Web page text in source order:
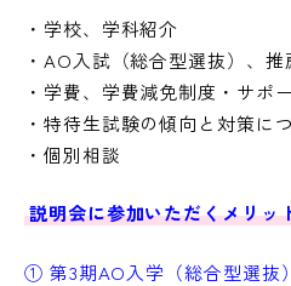
・学校、学科紹介
・AO入試（総合型選抜）、
・学費、学費減免制度・サポ
・特待生試験の傾向と対策に
・個別相談
説明会に参加いただくメリッ
① 第3期AO入学（総合型選抜